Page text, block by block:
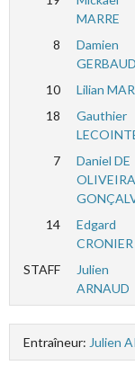
MARRE
8
Damien
GERBAUD
10
Lilian
18
Gauthier
7
Daniel DE
OLIVEIRA
14
Edgard
CRONIER
STAFF
Julien
ARNAUD
Entraîneur: Julien